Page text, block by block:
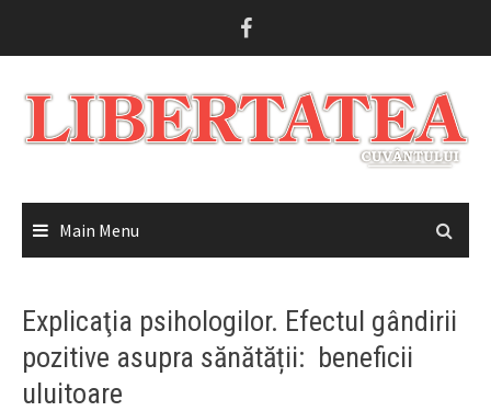
Main Menu
Explicaţia psihologilor. Efectul gândirii
pozitive asupra sănătății: beneficii
uluitoare